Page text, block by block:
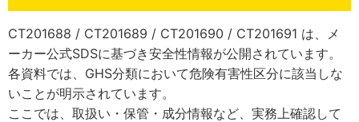
CT201688 / CT201689 / CT201690 / CT201691 は、メ
ーカー公式SDSに基づき安全性情報が公開されています。
各資料では、GHS分類において危険有害性区分に該当しな
いことが明示されています。
ここでは、取扱い・保管・成分情報など、実務上確認して